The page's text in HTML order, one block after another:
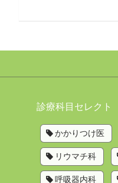
診療科目セレクト
かかりつけ医
リウマチ科
呼吸器内科